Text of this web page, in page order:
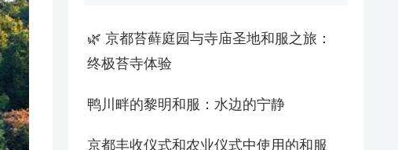
🌿 京都苔藓庭园与寺庙圣地和服之旅：
终极苔寺体验
鸭川畔的黎明和服：水边的宁静
京都丰收仪式和农业仪式中使用的和服